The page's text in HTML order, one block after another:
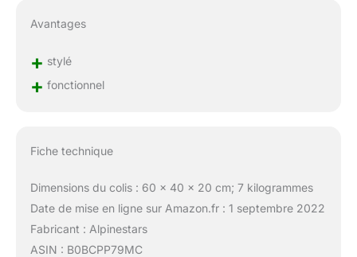
Avantages
+ stylé
+ fonctionnel
Fiche technique
Dimensions du colis : 60 x 40 x 20 cm; 7 kilogrammes
Date de mise en ligne sur Amazon.fr : 1 septembre 2022
Fabricant : Alpinestars
ASIN : B0BCPP79MC